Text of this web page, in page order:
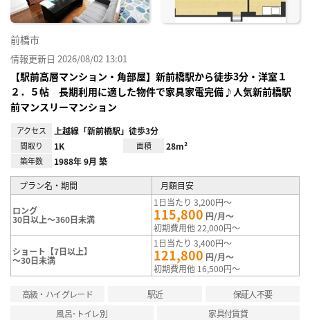
前橋市
情報更新日 2026/08/02 13:01
【駅前高層マンション・角部屋】新前橋駅から徒歩3分・洋室１
２．５帖 長期利用に適した物件で家具家電完備♪人気新前橋駅
前マンスリーマンション
アクセス 上越線「新前橋駅」徒歩3分
間取り 1K 面積 28m²
築年数 1988年 9月 築
プラン名・期間 月額目安
ロング
30日以上～360日未満
1日当たり 3,200円～
115,800 円/月～
初期費用他 22,000円～
ショート【7日以上】
～30日未満
1日当たり 3,400円～
121,800 円/月～
初期費用他 16,500円～
高級・ハイグレード 駅近
保証人不要
風呂･トイレ別
家具付賃貸